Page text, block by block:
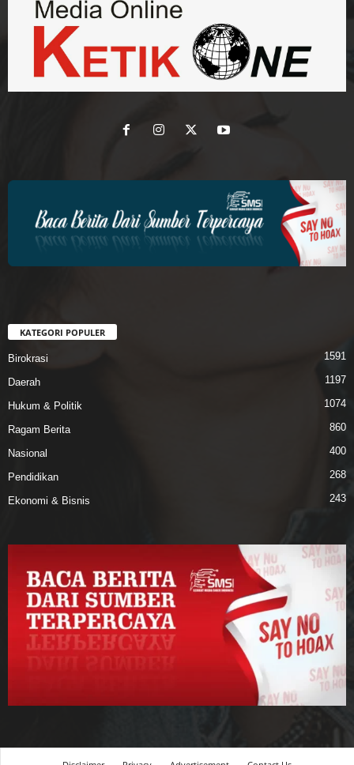
KATEGORI POPULER
Birokrasi 1591
Daerah 1197
Hukum & Politik 1074
Ragam Berita 860
Nasional 400
Pendidikan 268
Ekonomi & Bisnis 243